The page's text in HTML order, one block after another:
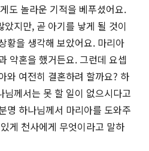
도 놀라운 기적을 베푸셨어요.
지만, 곧 아기를 낳게 될 것이
황을 생각해 보았어요. 마리아
약혼을 했거든요. 그런데 요셉
와 여전히 결혼하려 할까요? 하
께서는 못 할 일이 없으시다고
명 하나님께서 마리아를 도와주
게 천사에게 무엇이라고 말하